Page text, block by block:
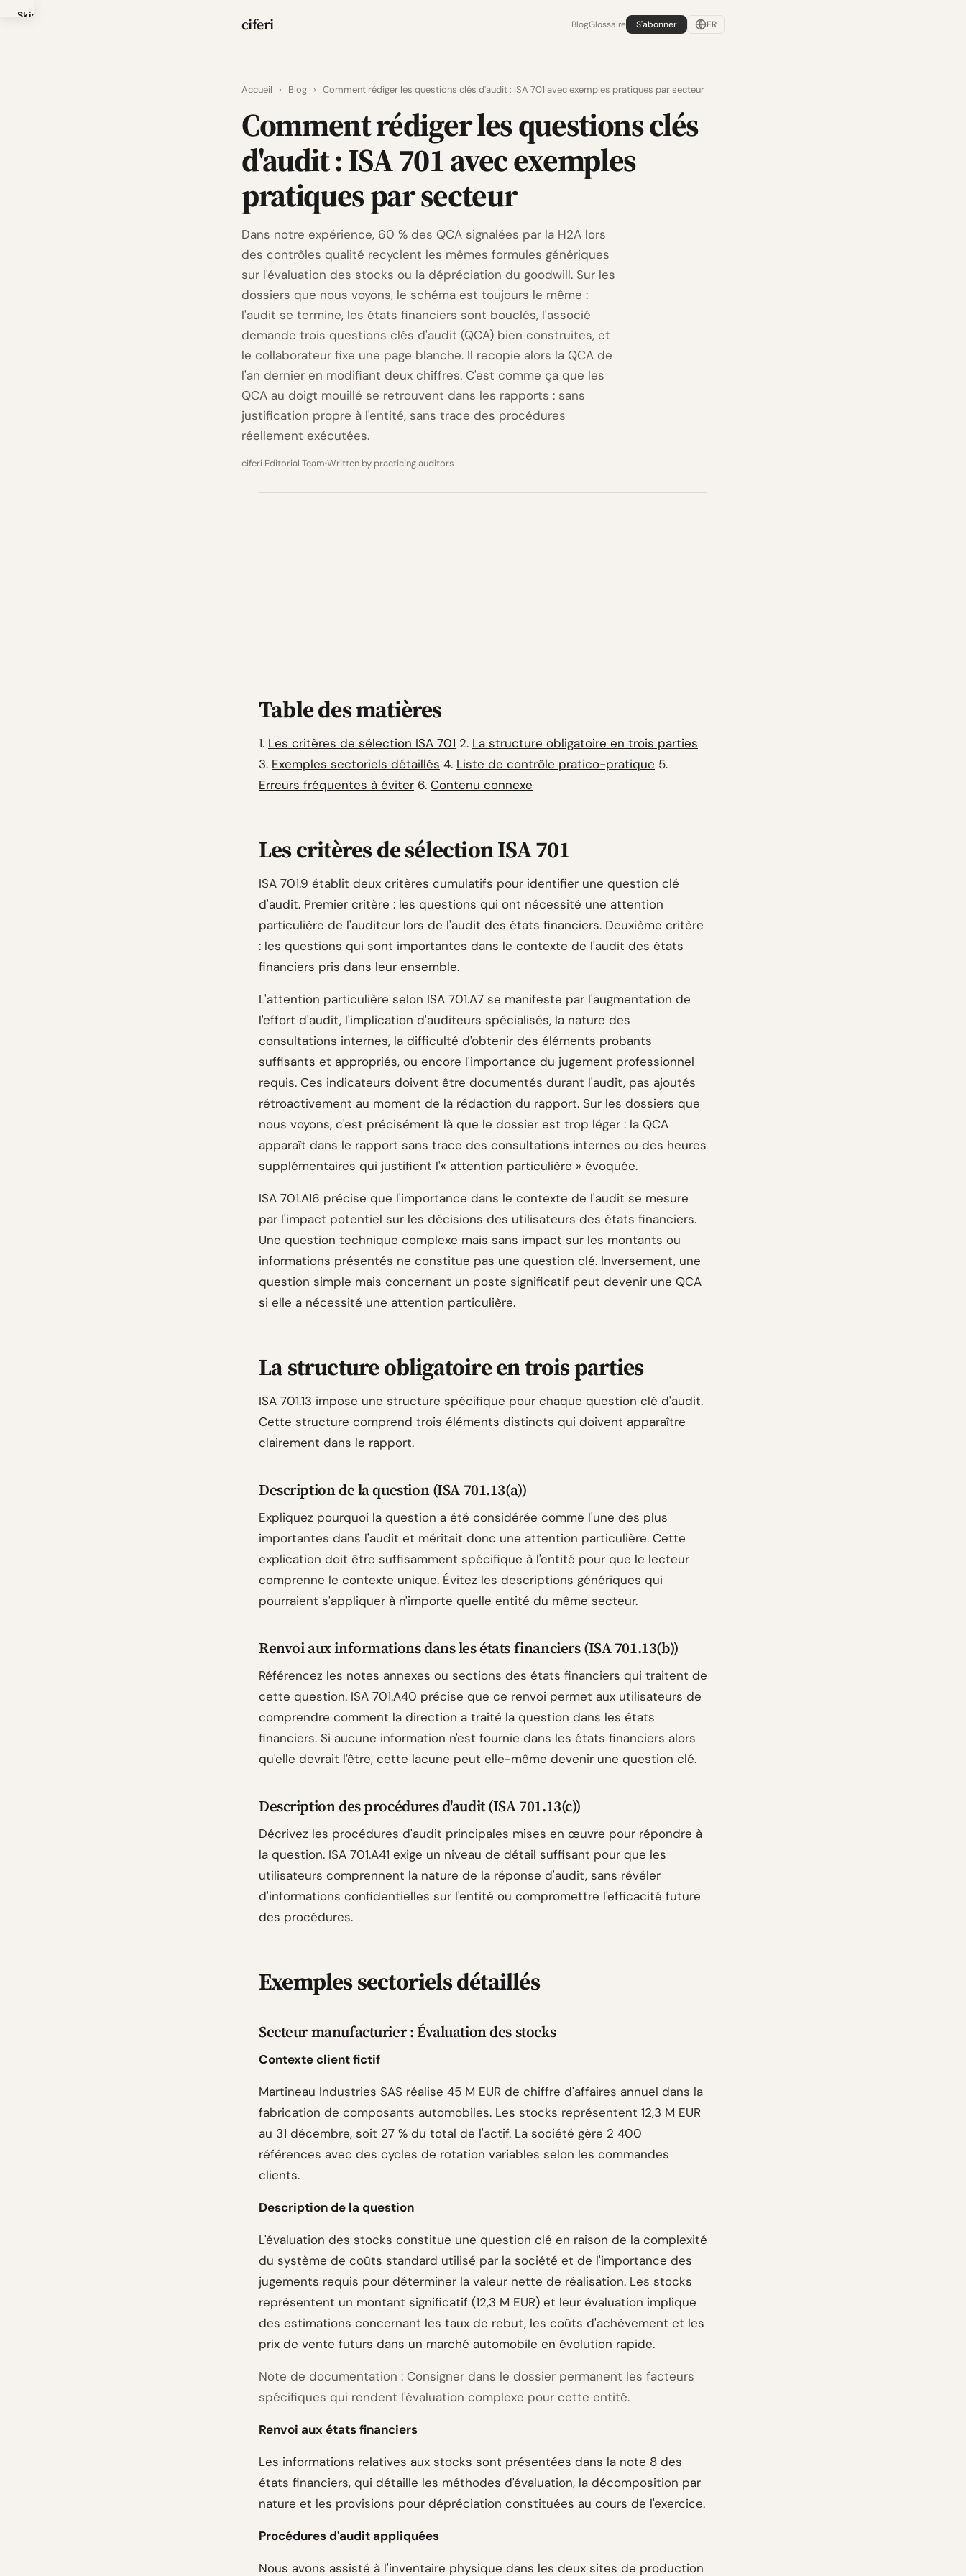
Skip
ciferi BlogGlossaire S'abonner FR
Accueil › Blog › Comment rédiger les questions clés d'audit : ISA 701 avec exemples pratiques par secteur
Comment rédiger les questions clés
d'audit : ISA 701 avec exemples
pratiques par secteur
Dans notre expérience, 60 % des QCA signalées par la H2A lors
des contrôles qualité recyclent les mêmes formules génériques
sur l'évaluation des stocks ou la dépréciation du goodwill. Sur les
dossiers que nous voyons, le schéma est toujours le même :
l'audit se termine, les états financiers sont bouclés, l'associé
demande trois questions clés d'audit (QCA) bien construites, et
le collaborateur fixe une page blanche. Il recopie alors la QCA de
l'an dernier en modifiant deux chiffres. C'est comme ça que les
QCA au doigt mouillé se retrouvent dans les rapports : sans
justification propre à l'entité, sans trace des procédures
réellement exécutées.
ciferi Editorial Team Written by practicing auditors
Table des matières
1. Les critères de sélection ISA 701 2. La structure obligatoire en trois parties
3. Exemples sectoriels détaillés 4. Liste de contrôle pratico-pratique 5.
Erreurs fréquentes à éviter 6. Contenu connexe
Les critères de sélection ISA 701
ISA 701.9 établit deux critères cumulatifs pour identifier une question clé
d'audit. Premier critère : les questions qui ont nécessité une attention
particulière de l'auditeur lors de l'audit des états financiers. Deuxième critère
: les questions qui sont importantes dans le contexte de l'audit des états
financiers pris dans leur ensemble.
L'attention particulière selon ISA 701.A7 se manifeste par l'augmentation de
l'effort d'audit, l'implication d'auditeurs spécialisés, la nature des
consultations internes, la difficulté d'obtenir des éléments probants
suffisants et appropriés, ou encore l'importance du jugement professionnel
requis. Ces indicateurs doivent être documentés durant l'audit, pas ajoutés
rétroactivement au moment de la rédaction du rapport. Sur les dossiers que
nous voyons, c'est précisément là que le dossier est trop léger : la QCA
apparaît dans le rapport sans trace des consultations internes ou des heures
supplémentaires qui justifient l'« attention particulière » évoquée.
ISA 701.A16 précise que l'importance dans le contexte de l'audit se mesure
par l'impact potentiel sur les décisions des utilisateurs des états financiers.
Une question technique complexe mais sans impact sur les montants ou
informations présentés ne constitue pas une question clé. Inversement, une
question simple mais concernant un poste significatif peut devenir une QCA
si elle a nécessité une attention particulière.
La structure obligatoire en trois parties
ISA 701.13 impose une structure spécifique pour chaque question clé d'audit.
Cette structure comprend trois éléments distincts qui doivent apparaître
clairement dans le rapport.
Description de la question (ISA 701.13(a))
Expliquez pourquoi la question a été considérée comme l'une des plus
importantes dans l'audit et méritait donc une attention particulière. Cette
explication doit être suffisamment spécifique à l'entité pour que le lecteur
comprenne le contexte unique. Évitez les descriptions génériques qui
pourraient s'appliquer à n'importe quelle entité du même secteur.
Renvoi aux informations dans les états financiers (ISA 701.13(b))
Référencez les notes annexes ou sections des états financiers qui traitent de
cette question. ISA 701.A40 précise que ce renvoi permet aux utilisateurs de
comprendre comment la direction a traité la question dans les états
financiers. Si aucune information n'est fournie dans les états financiers alors
qu'elle devrait l'être, cette lacune peut elle-même devenir une question clé.
Description des procédures d'audit (ISA 701.13(c))
Décrivez les procédures d'audit principales mises en œuvre pour répondre à
la question. ISA 701.A41 exige un niveau de détail suffisant pour que les
utilisateurs comprennent la nature de la réponse d'audit, sans révéler
d'informations confidentielles sur l'entité ou compromettre l'efficacité future
des procédures.
Exemples sectoriels détaillés
Secteur manufacturier : Évaluation des stocks
Contexte client fictif
Martineau Industries SAS réalise 45 M EUR de chiffre d'affaires annuel dans la
fabrication de composants automobiles. Les stocks représentent 12,3 M EUR
au 31 décembre, soit 27 % du total de l'actif. La société gère 2 400
références avec des cycles de rotation variables selon les commandes
clients.
Description de la question
L'évaluation des stocks constitue une question clé en raison de la complexité
du système de coûts standard utilisé par la société et de l'importance des
jugements requis pour déterminer la valeur nette de réalisation. Les stocks
représentent un montant significatif (12,3 M EUR) et leur évaluation implique
des estimations concernant les taux de rebut, les coûts d'achèvement et les
prix de vente futurs dans un marché automobile en évolution rapide.
Note de documentation : Consigner dans le dossier permanent les facteurs
spécifiques qui rendent l'évaluation complexe pour cette entité.
Renvoi aux états financiers
Les informations relatives aux stocks sont présentées dans la note 8 des
états financiers, qui détaille les méthodes d'évaluation, la décomposition par
nature et les provisions pour dépréciation constituées au cours de l'exercice.
Procédures d'audit appliquées
Nous avons assisté à l'inventaire physique dans les deux sites de production